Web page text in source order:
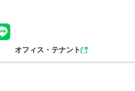
オフィス・テナント